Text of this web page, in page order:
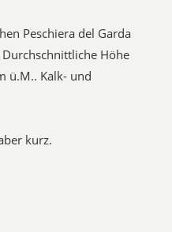
Peschiera del Garda
Höhe
ü.M.. Kalk- und
kurz.